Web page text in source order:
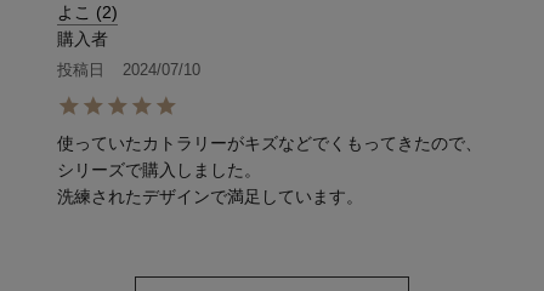
よこ
2
購入者
投稿日 2024/07/10
使っていたカトラリーがキズなどでくもってきたので、
シリーズで購入しました。
洗練されたデザインで満足しています。